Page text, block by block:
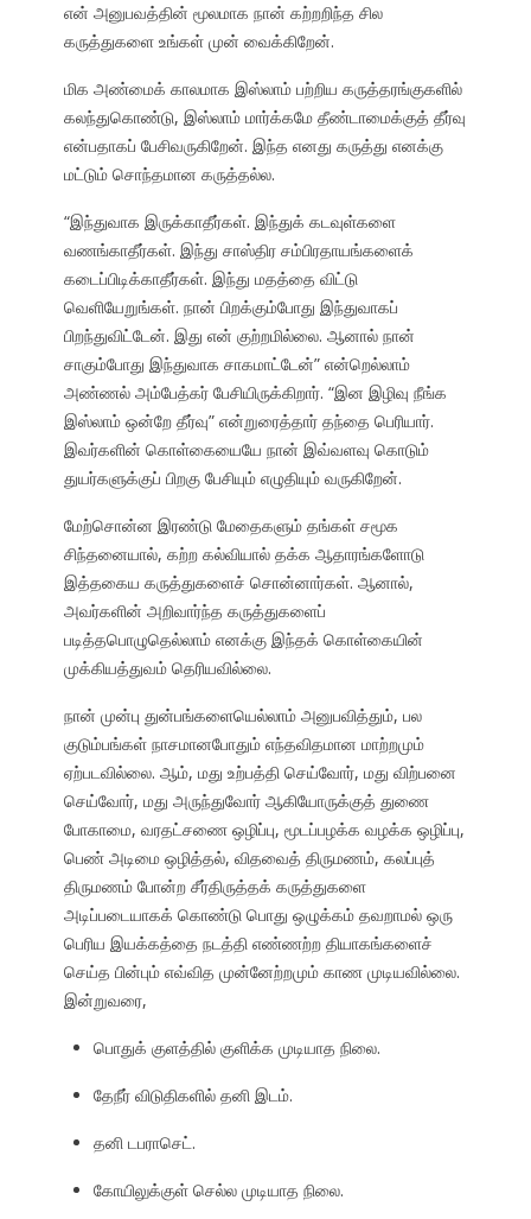
என் அனுபவத்தின் மூலமாக நான் கற்றறிந்த சில
கருத்துகளை உங்கள் முன் வைக்கிறேன்.
மிக அண்மைக் காலமாக இஸ்லாம் பற்றிய கருத்தரங்குகளில்
கலந்துகொண்டு, இஸ்லாம் மார்க்கமே தீண்டாமைக்குத் தீர்வு
என்பதாகப் பேசிவருகிறேன். இந்த எனது கருத்து எனக்கு
மட்டும் சொந்தமான கருத்தல்ல.
“இந்துவாக இருக்காதீர்கள். இந்துக் கடவுள்களை
வணங்காதீர்கள். இந்து சாஸ்திர சம்பிரதாயங்களைக்
கடைப்பிடிக்காதீர்கள். இந்து மதத்தை விட்டு
வெளியேறுங்கள். நான் பிறக்கும்போது இந்துவாகப்
பிறந்துவிட்டேன். இது என் குற்றமில்லை. ஆனால் நான்
சாகும்போது இந்துவாக சாகமாட்டேன்” என்றெல்லாம்
அண்ணல் அம்பேத்கர் பேசியிருக்கிறார். “இன இழிவு நீங்க
இஸ்லாம் ஒன்றே தீர்வு” என்றுரைத்தார் தந்தை பெரியார்.
இவர்களின் கொள்கையையே நான் இவ்வளவு கொடும்
துயர்களுக்குப் பிறகு பேசியும் எழுதியும் வருகிறேன்.
மேற்சொன்ன இரண்டு மேதைகளும் தங்கள் சமூக
சிந்தனையால், கற்ற கல்வியால் தக்க ஆதாரங்களோடு
இத்தகைய கருத்துகளைச் சொன்னார்கள். ஆனால்,
அவர்களின் அறிவார்ந்த கருத்துகளைப்
படித்தபொழுதெல்லாம் எனக்கு இந்தக் கொள்கையின்
முக்கியத்துவம் தெரியவில்லை.
நான் முன்பு துன்பங்களையெல்லாம் அனுபவித்தும், பல
குடும்பங்கள் நாசமானபோதும் எந்தவிதமான மாற்றமும்
ஏற்படவில்லை. ஆம், மது உற்பத்தி செய்வோர், மது விற்பனை
செய்வோர், மது அருந்துவோர் ஆகியோருக்குத் துணை
போகாமை, வரதட்சணை ஒழிப்பு, மூடப்பழக்க வழக்க ஒழிப்பு,
பெண் அடிமை ஒழித்தல், விதவைத் திருமணம், கலப்புத்
திருமணம் போன்ற சீர்திருத்தக் கருத்துகளை
அடிப்படையாகக் கொண்டு பொது ஒழுக்கம் தவறாமல் ஒரு
பெரிய இயக்கத்தை நடத்தி எண்ணற்ற தியாகங்களைச்
செய்த பின்பும் எவ்வித முன்னேற்றமும் காண முடியவில்லை.
இன்றுவரை,
பொதுக் குளத்தில் குளிக்க முடியாத நிலை.
தேநீர் விடுதிகளில் தனி இடம்.
தனி டபராசெட்.
கோயிலுக்குள் செல்ல முடியாத நிலை.